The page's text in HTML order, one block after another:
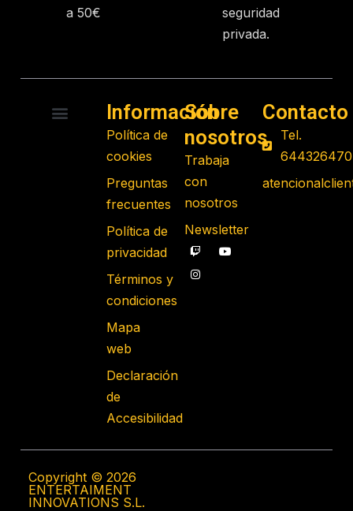
a 50€
seguridad
privada.
Información
Política de
cookies
Preguntas
frecuentes
Política de
privacidad
Términos y
condiciones
Mapa
web
Declaración
de
Accesibilidad
Sobre
nosotros
Trabaja
con
nosotros
Newsletter
Contacto
Tel.
644326470
Copyright © 2026
ENTERTAIMENT
INNOVATIONS S.L.